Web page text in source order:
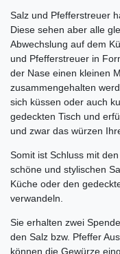
Salz und Pfefferstreuer
Diese sehen aber alle
Abwechslung auf dem
und Pfefferstreuer in
der Nase einen kleinen
zusammengehalten
sich küssen oder auch
gedeckten Tisch und
und zwar das würzen
Somit ist Schluss mit
schöne und stylischen
Küche oder den
verwandeln.
Sie erhalten zwei
den Salz bzw. Pfeffer
können die Gewürze